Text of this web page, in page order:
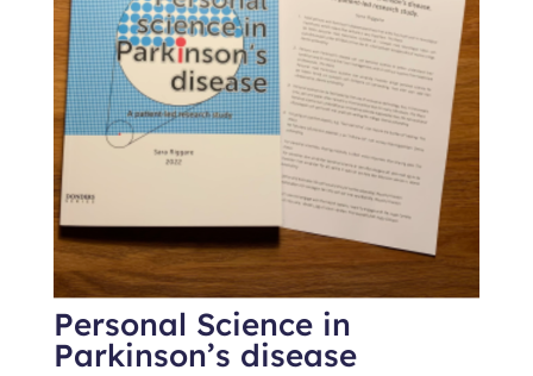
Personal Science in
Parkinson’s disease